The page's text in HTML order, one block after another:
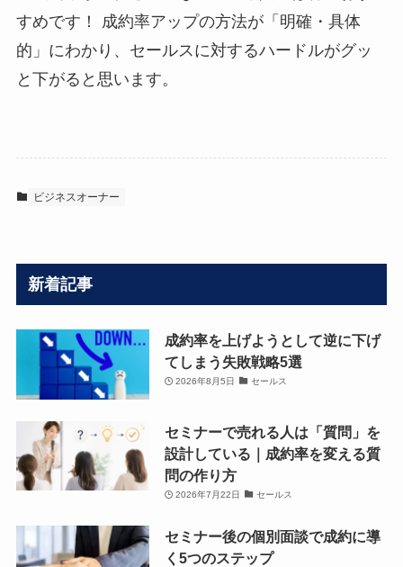
すめです！ 成約率アップの方法が「明確・具体
的」にわかり、セールスに対するハードルがグッ
と下がると思います。
ビジネスオーナー
新着記事
成約率を上げようとして逆に下げ
てしまう失敗戦略5選
2026年8月5日 セールス
セミナーで売れる人は「質問」を
設計している｜成約率を変える質
問の作り方
2026年7月22日 セールス
セミナー後の個別面談で成約に導
く5つのステップ